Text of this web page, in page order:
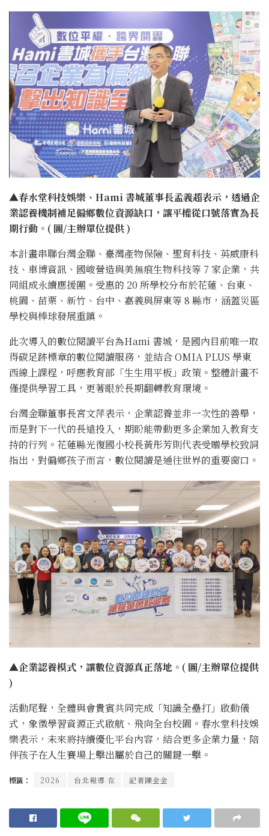
▲春水堂科技娛樂、Hami 書城董事長孟義超表示，透過企
業認養機制補足偏鄉數位資源缺口，讓平權從口號落實為長
期行動。( 圖/主辦單位提供 )
本計畫串聯台灣金聯、臺灣產物保險、聖育科技、英威康科
技、車博資訊、國峻營造與美無痕生物科技等 7 家企業，共
同組成永續應援團。受惠的 20 所學校分布於花蓮、台東、
桃園、苗栗、新竹、台中、嘉義與屏東等 8 縣市，涵蓋災區
學校與棒球發展重鎮。
此次導入的數位閱讀平台為Hami 書城，是國內目前唯一取
得碳足跡標章的數位閱讀服務，並結合 OMIA PLUS 學東
西線上課程，呼應教育部「生生用平板」政策。整體計畫不
僅提供學習工具，更著眼於長期翻轉教育環境。
台灣金聯董事長宮文萍表示，企業認養並非一次性的善舉，
而是對下一代的長遠投入，期盼能帶動更多企業加入教育支
持的行列。花蓮縣光復國小校長黃彤芳則代表受贈學校致詞
指出，對偏鄉孩子而言，數位閱讀是通往世界的重要窗口。
▲企業認養模式，讓數位資源真正落地。( 圖/主辦單位提供
)
活動尾聲，全體與會貴賓共同完成「知識全壘打」啟動儀
式，象徵學習資源正式啟航、飛向全台校園。春水堂科技娛
樂表示，未來將持續優化平台內容，結合更多企業力量，陪
伴孩子在人生賽場上擊出屬於自己的關鍵一擊。
標籤： 2026 台北報導 在 記者陳金金